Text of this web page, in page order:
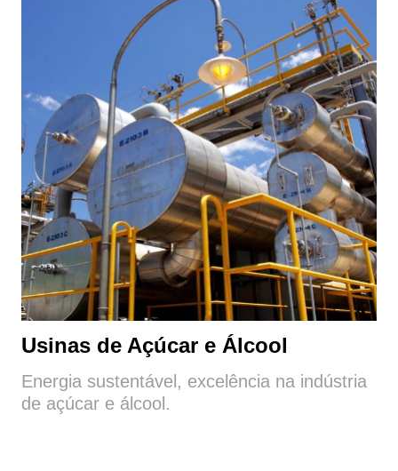
Usinas de Açúcar e Álcool
Energia sustentável, excelência na indústria
de açúcar e álcool.